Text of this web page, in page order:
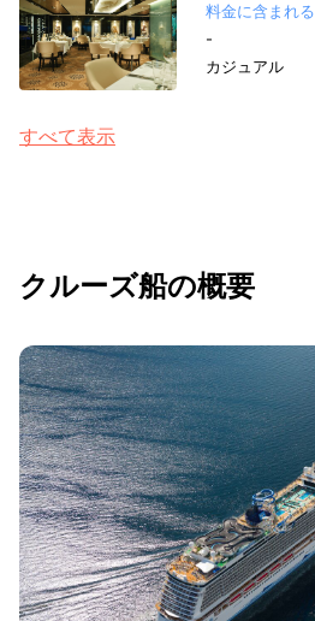
料金に含まれる
-
カジュアル
すべて表示
クルーズ船の概要